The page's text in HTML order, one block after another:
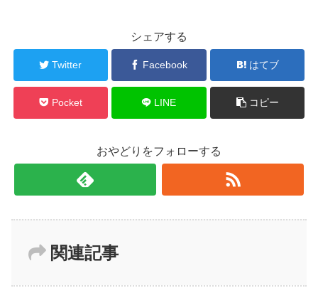
シェアする
Twitter Facebook はてブ
Pocket LINE コピー
おやどりをフォローする
関連記事